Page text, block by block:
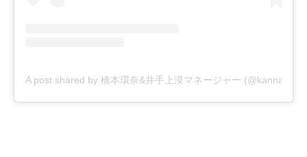
A post shared by 橋本環奈&井手上漠マネージャー